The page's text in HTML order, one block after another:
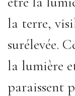
la terre,
surélevée.
la lumière
paraissent